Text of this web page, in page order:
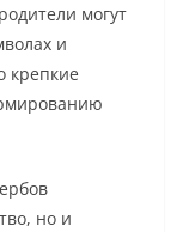
могут
и
крепкие
но и